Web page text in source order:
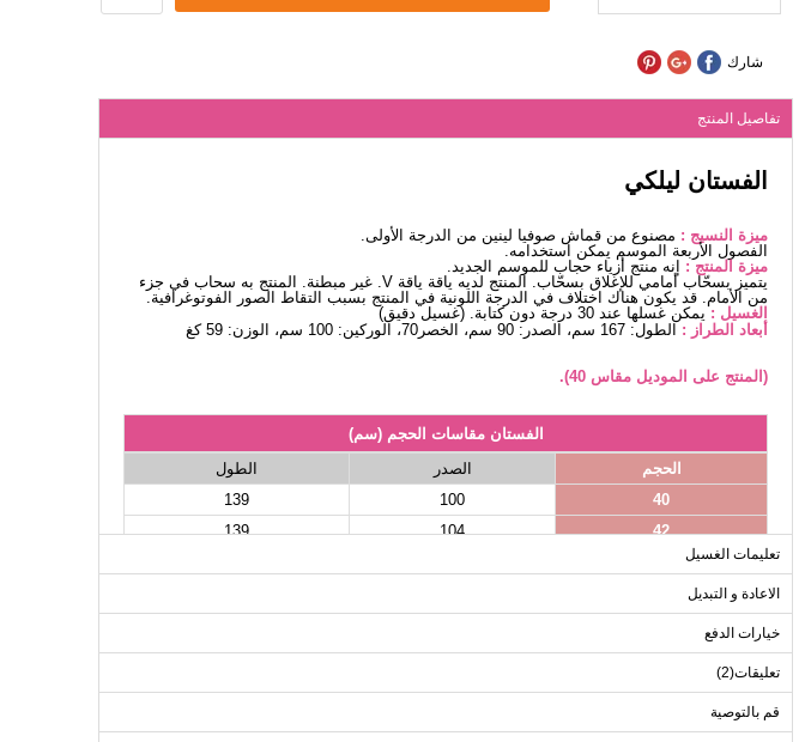
شارك
تفاصيل المنتج
الفستان ليلكي
ميزة النسيج : مصنوع من قماش صوفيا لينين من الدرجة الأولى.
الفصول الأربعة الموسم يمكن استخدامه.
ميزة المنتج : إنه منتج أزياء حجاب للموسم الجديد.
يتميز بسحّاب أمامي للإغلاق بسحّاب. المنتج لديه ياقة ياقة V. غير مبطنة. المنتج به سحاب في جزء
من الأمام. قد يكون هناك اختلاف في الدرجة اللونية في المنتج بسبب التقاط الصور الفوتوغرافية.
الغسيل :يمكن غسلها عند 30 درجة دون كتابة. (غسيل دقيق)
أبعاد الطراز : الطول: 167 سم، الصدر: 90 سم، الخصر70، الوركين: 100 سم، الوزن: 59 كغ
(المنتج على الموديل مقاس 40).
الفستان مقاسات الحجم (سم)
الحجم
الصدر
الطول
40
100
139
42
104
139
50
120
139
تعليمات الغسيل
الاعادة و التبديل
خيارات الدفع
تعليقات(2)
قم بالتوصية